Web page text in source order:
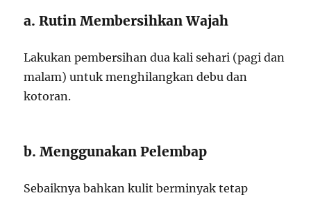
a. Rutin Membersihkan Wajah
Lakukan pembersihan dua kali sehari (pagi dan
malam) untuk menghilangkan debu dan
kotoran.
b. Menggunakan Pelembap
Sebaiknya bahkan kulit berminyak tetap